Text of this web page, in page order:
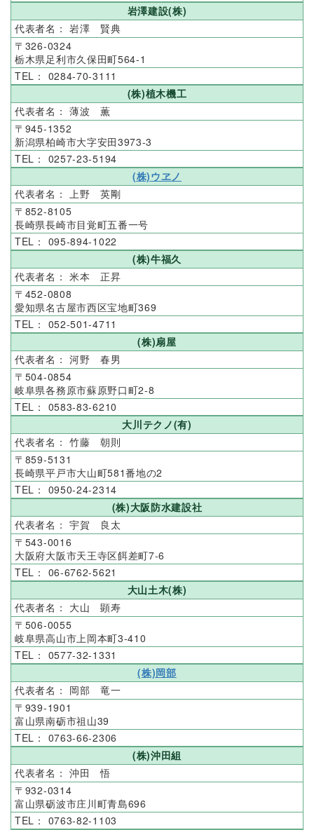
岩澤建設(株)
岩澤 賢典
326-0324
栃木県足利市久保田町564-1
0284-70-3111
(株)植木機工
薄波 薫
945-1352
新潟県柏崎市大字安田3973-3
0257-23-5194
(株)ウヱノ
上野 英剛
852-8105
長崎県長崎市目覚町五番一号
095-894-1022
(株)牛福久
米本 正昇
452-0808
愛知県名古屋市西区宝地町369
052-501-4711
(株)扇屋
河野 春男
504-0854
岐阜県各務原市蘇原野口町2-8
0583-83-6210
大川テクノ(有)
竹藤 朝則
859-5131
長崎県平戸市大山町581番地の2
0950-24-2314
(株)大阪防水建設社
宇賀 良太
543-0016
大阪府大阪市天王寺区餌差町7-6
06-6762-5621
大山土木(株)
大山 顕寿
506-0055
岐阜県高山市上岡本町3-410
0577-32-1331
(株)岡部
岡部 竜一
939-1901
富山県南砺市祖山39
0763-66-2306
(株)沖田組
沖田 悟
932-0314
富山県砺波市庄川町青島696
0763-82-1103